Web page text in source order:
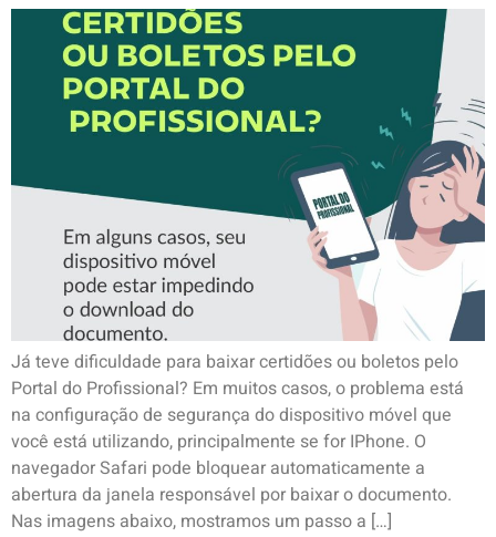
Já teve dificuldade para baixar certidões ou boletos pelo
Portal do Profissional? Em muitos casos, o problema está
na configuração de segurança do dispositivo móvel que
você está utilizando, principalmente se for IPhone. O
navegador Safari pode bloquear automaticamente a
abertura da janela responsável por baixar o documento.
Nas imagens abaixo, mostramos um passo a […]